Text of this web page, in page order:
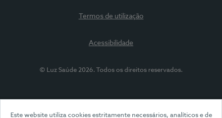
Este website utiliza cookies estritamente necessários, analíticos e de
Termos de utilização
Acessibilidade
© Luz Saúde 2026. Todos os direitos reservados.